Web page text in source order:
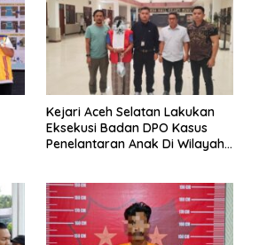
Kejari Aceh Selatan Lakukan
Eksekusi Badan DPO Kasus
Penelantaran Anak Di Wilayah